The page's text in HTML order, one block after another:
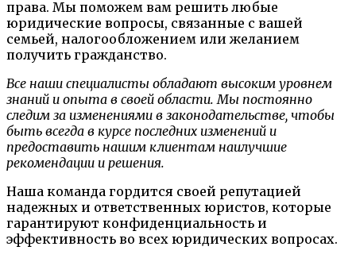
права. Мы поможем вам решить любые
юридические вопросы, связанные с вашей
семьей, налогообложением или желанием
получить гражданство.
Все наши специалисты обладают высоким уровнем
знаний и опыта в своей области. Мы постоянно
следим за изменениями в законодательстве, чтобы
быть всегда в курсе последних изменений и
предоставить нашим клиентам наилучшие
рекомендации и решения.
Наша команда гордится своей репутацией
надежных и ответственных юристов, которые
гарантируют конфиденциальность и
эффективность во всех юридических вопросах.